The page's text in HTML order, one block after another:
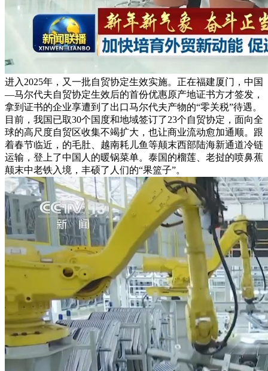
进入2025年，又一批自贸协定生效实施。正在福建厦门，中国
—马尔代夫自贸协定生效后的首份优惠原产地证书方才签发，
拿到证书的企业享遭到了出口马尔代夫产物的“零关税”待遇。
目前，我国已取30个国度和地域签订了23个自贸协定，面向全
球的高尺度自贸区收集不竭扩大，也让商业流动愈加通顺。跟
着春节临近，的毛肚、越南耗儿鱼等颠末西部陆海新通道冷链
运输，登上了中国人的暖锅菜单。泰国的榴莲、老挝的喷鼻蕉
颠末中老铁入境，丰硕了人们的“果篮子”。